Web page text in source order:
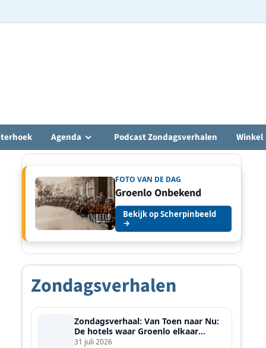
Agenda Podcast Zondagsverhalen Winkel
FOTO VAN DE DAG
Groenlo Onbekend
Bekijk op Scherpinbeeld
→
Zondagsverhalen
Zondagsverhaal: Van Toen naar Nu:
De hotels waar Groenlo elkaar
ontmoette
31 juli 2026